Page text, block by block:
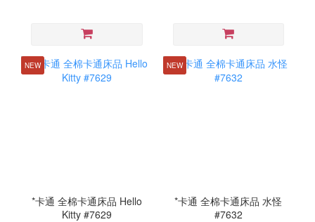
NEW
*卡通 全棉卡通床品 Hello
Kitty #7629
NEW
*卡通 全棉卡通床品 水怪
#7632